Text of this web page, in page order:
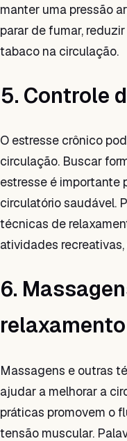
manter uma pressão
parar de fumar,
tabaco na circulação.
5. Controle
O estresse crônico
circulação. Buscar
estresse é importante
circulatório saudável.
técnicas de
atividades
6.
relaxamento
Massagens e outras
ajudar a melhorar a
práticas promovem o
tensão muscular.